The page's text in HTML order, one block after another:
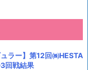
ラー】第12回㈱HESTA
回戦結果